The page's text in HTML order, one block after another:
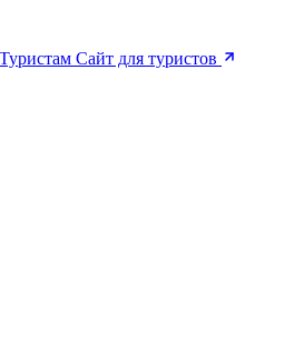
Туристам Сайт для туристов